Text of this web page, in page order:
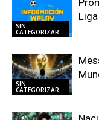
SIN
CATEGORIZAR
SIN
CATEGORIZAR